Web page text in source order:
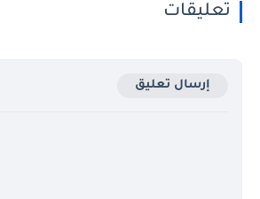
تعليقات
إرسال تعليق